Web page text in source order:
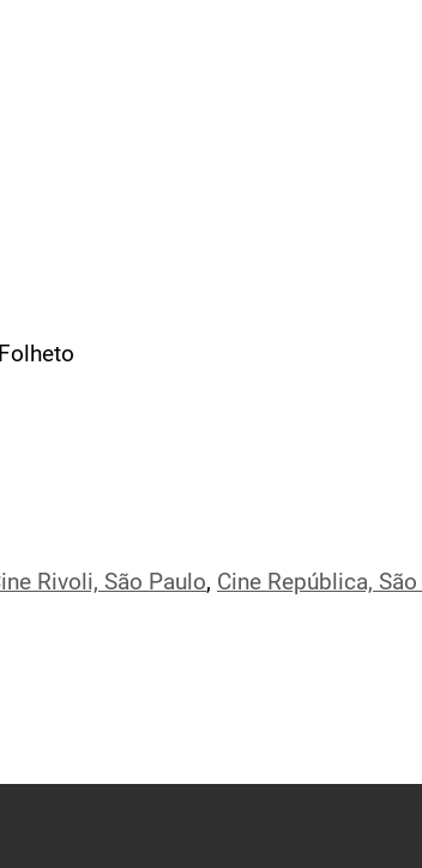
Folheto
Rivoli, São Paulo, Cine República,